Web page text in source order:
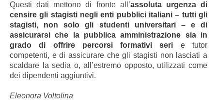
Questi dati mettono di fronte all’assoluta urgenza di
censire gli stagisti negli enti pubblici italiani – tutti gli
stagisti, non solo gli studenti universitari – e di
assicurarsi che la pubblica amministrazione sia in
grado di offrire percorsi formativi seri e tutor
competenti, e di assicurare che gli stagisti non lasciati a
scaldare la sedia o, all’estremo opposto, utilizzati come
dei dipendenti aggiuntivi.
Eleonora Voltolina